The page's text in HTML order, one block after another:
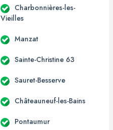
Charbonnières-les-
Vieilles
Manzat
Sainte-Christine 63
Sauret-Besserve
Châteauneuf-les-Bains
Pontaumur